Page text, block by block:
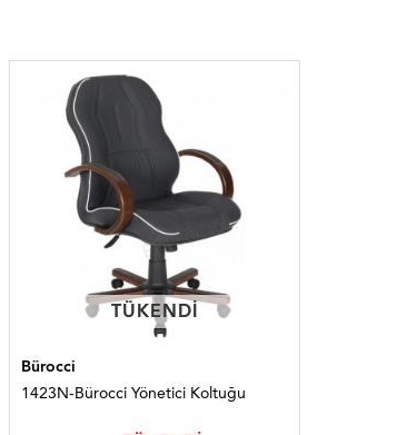
TÜKENDI
TÜKENDI
Bürocci
1423N-Bürocci Yönetici Koltuğu